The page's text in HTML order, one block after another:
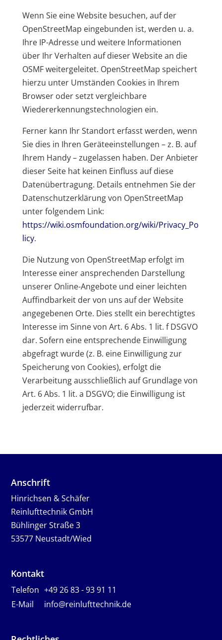
Wenn Sie eine Website besuchen, auf der
OpenStreetMap eingebunden ist, werden u. a.
Ihre IP-Adresse und weitere Informationen
über Ihr Verhalten auf dieser Website an die
OSMF weitergeleitet. OpenStreetMap speichert
hierzu unter Umständen Cookies in Ihrem
Browser oder setzt vergleichbare
Wiedererkennungstechnologien ein.
Ferner kann Ihr Standort erfasst werden, wenn
Sie dies in Ihren Geräteeinstellungen – z. B. auf
Ihrem Handy – zugelassen haben. Der Anbieter
dieser Seite hat keinen Einfluss auf diese
Datenübertragung. Details entnehmen Sie der
Datenschutzerklärung von OpenStreetMap
unter folgendem Link:
https://wiki.osmfoundation.org/wiki/Privacy_Po
licy.
Die Nutzung von OpenStreetMap erfolgt im
Interesse einer ansprechenden Darstellung
unserer Online-Angebote und einer leichten
Auffindbarkeit der von uns auf der Website
angegebenen Orte. Dies stellt ein berechtigtes
Interesse im Sinne von Art. 6 Abs. 1 lit. f DSGVO
dar. Sofern eine entsprechende Einwilligung
abgefragt wurde (z. B. eine Einwilligung zur
Speicherung von Cookies), erfolgt die
Verarbeitung ausschließlich auf Grundlage von
Art. 6 Abs. 1 lit. a DSGVO; die Einwilligung ist
jederzeit widerrufbar.
Anschrift
Hinrichsen & Schäfer
Reinlufttechnik GmbH
Bühlinger Straße 3
53577 Neustadt/Wied
Kontakt
Telefon +49 26 83 - 93 91 11
E-Mail
info@reinlufttechnik.de